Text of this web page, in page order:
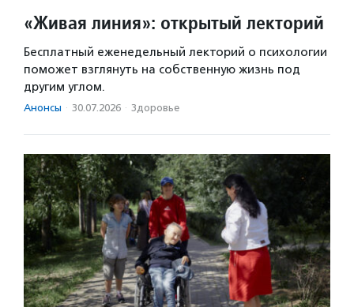
«Живая линия»: открытый лекторий
Бесплатный еженедельный лекторий о психологии
поможет взглянуть на собственную жизнь под
другим углом.
Анонсы · 30.07.2026 · Здоровье